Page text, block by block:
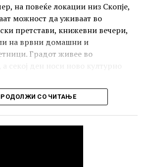
омилени изведувачи.
РЕКЛАМА
на повеќе локации низ Скопје,
можност да уживаат во
претстави, книжевни вечери,
на врвни домашни и
Градот живее во
секој ден носи ново културно
СО ЧИТАЊЕ